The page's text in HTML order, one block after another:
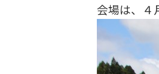
会場は、４